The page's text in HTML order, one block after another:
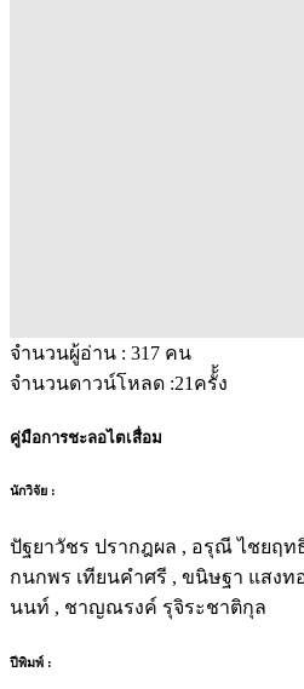
จำนวนผู้อ่าน : 317 คน
จำนวนดาวน์โหลด :21 ครั้้ง
คู่มือการชะลอไตเสื่อม
นักวิจัย :
ปัฐยาวัชร ปรากฎผล , อรุณี ไชยฤ
กนกพร เทียนคำศรี , ขนิษฐา แสง
นนท์ , ชาญณรงค์ รุจิระชาติกุล
ปีพิมพ์ :